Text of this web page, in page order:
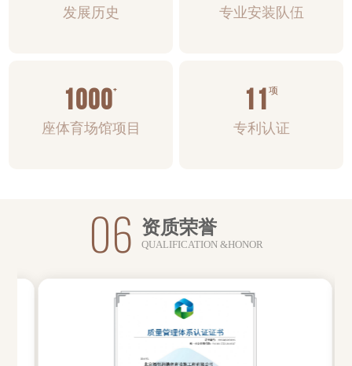
发展历史 专业安装队伍
1000+
座体育场馆项目
11 项
专利认证
06 资质荣誉
QUALIFICATION &HONOR